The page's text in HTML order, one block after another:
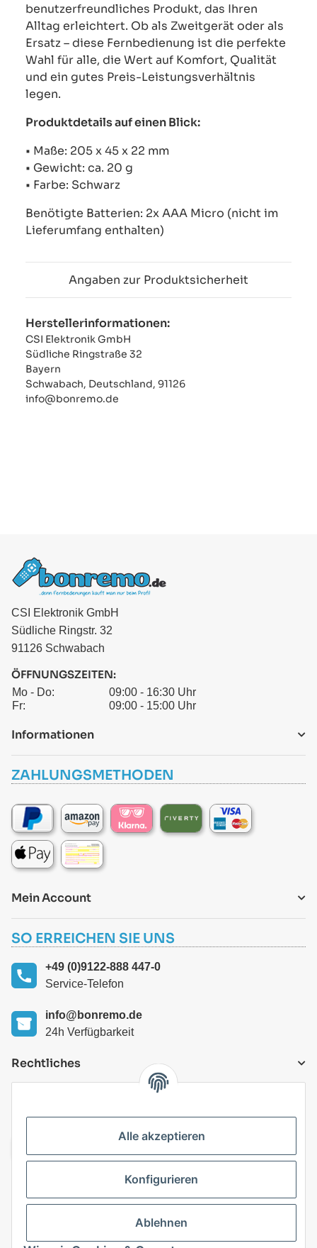
benutzerfreundliches Produkt, das Ihren
Alltag erleichtert. Ob als Zweitgerät oder als
Ersatz – diese Fernbedienung ist die perfekte
Wahl für alle, die Wert auf Komfort, Qualität
und ein gutes Preis-Leistungsverhältnis
legen.
Produktdetails auf einen Blick:
• Maße: 205 x 45 x 22 mm
• Gewicht: ca. 20 g
• Farbe: Schwarz
Benötigte Batterien: 2x AAA Micro (nicht im
Lieferumfang enthalten)
Angaben zur Produktsicherheit
Herstellerinformationen:
CSI Elektronik GmbH
Südliche Ringstraße 32
Bayern
Schwabach, Deutschland, 91126
info@bonremo.de
CSI Elektronik GmbH
Südliche Ringstr. 32
91126 Schwabach
ÖFFNUNGSZEITEN:
Mo - Do:
09:00 - 16:30 Uhr
Fr:
09:00 - 15:00 Uhr
Informationen
ZAHLUNGSMETHODEN
Mein Account
SO ERREICHEN SIE UNS
+49 (0)9122-888 447-0
Service-Telefon
info@bonremo.de
24h Verfügbarkeit
Rechtliches
Vertrag widerrufen
Alle akzeptieren
Konfigurieren
Ablehnen